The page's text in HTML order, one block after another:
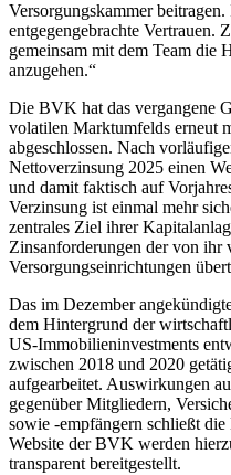
Versorgungskammer
entgegengebrachte Vertrauen.
gemeinsam mit dem Team die
anzugehen.“
Die BVK hat das vergangene
volatilen Marktumfelds erneut
abgeschlossen. Nach
Nettoverzinsung 2025 einen
und damit faktisch auf
Verzinsung ist einmal mehr
zentrales Ziel ihrer
Zinsanforderungen der von ihr
Versorgungseinrichtungen
Das im Dezember
dem Hintergrund der
US-Immobilieninvestments
zwischen 2018 und 2020
aufgearbeitet. Auswirkungen
gegenüber Mitgliedern,
sowie -empfängern schließt
Website der BVK werden
transparent bereitgestellt.